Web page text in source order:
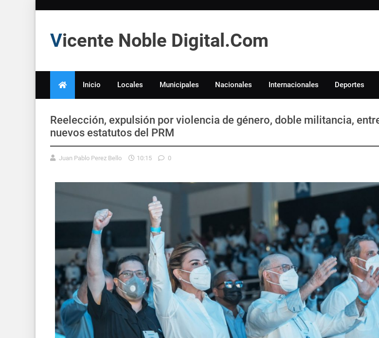
Vicente Noble Digital.Com
Inicio Locales Municipales Nacionales Internacionales Deportes
Reelección, expulsión por violencia de género, doble militancia,
nuevos estatutos del PRM
Juan Pablo Perez Bello 10:15 0